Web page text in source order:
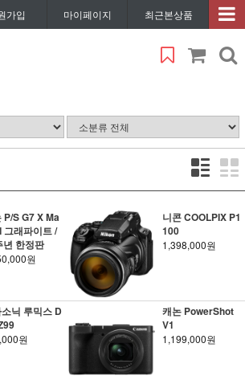
가입 마이페이지 최근본상품
P/S G7 X Ma
그래파이트 /
년 한정판
원
니콘 COOLPIX P1
100
1,398,000원
닉 루믹스 D
원
캐논 PowerShot
V1
1,199,000원